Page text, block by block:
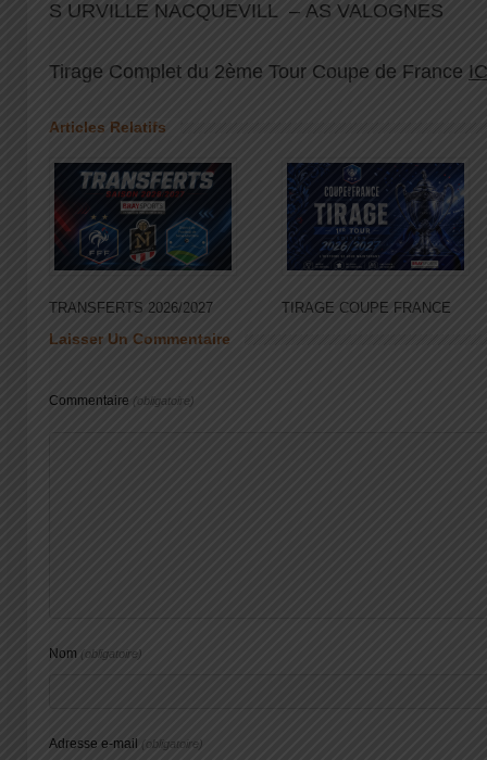
S URVILLE NACQUEVILL – AS VALOGNES
Tirage Complet du 2ème Tour Coupe de France
Articles Relatifs
TRANSFERTS 2026/2027 TIRAGE COUPE FRANCE
Laisser Un Commentaire
Commentaire (obligatoire)
Nom (obligatoire)
Adresse e-mail (obligatoire)